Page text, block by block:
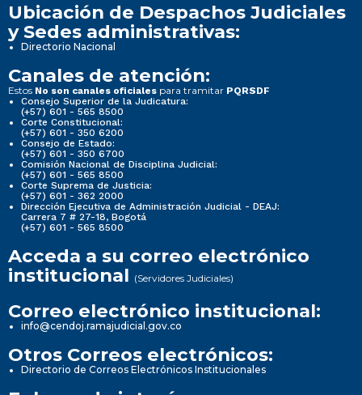
Ubicación de Despachos Judiciales
y Sedes administrativas:
Directorio Nacional
Canales de atención:
Estos No son canales oficiales para tramitar PQRSDF
Consejo Superior de la Judicatura:
(+57) 601 - 565 8500
Corte Constitucional:
(+57) 601 - 350 6200
Consejo de Estado:
(+57) 601 - 350 6700
Comisión Nacional de Disciplina Judicial:
(+57) 601 - 565 8500
Corte Suprema de Justicia:
(+57) 601 - 362 2000
Dirección Ejecutiva de Administración Judicial - DEAJ:
Carrera 7 # 27-18, Bogotá
(+57) 601 - 565 8500
Acceda a su correo electrónico
institucional (Servidores Judiciales)
Correo electrónico institucional:
info@cendoj.ramajudicial.gov.co
Otros Correos electrónicos:
Directorio de Correos Electrónicos Institucionales